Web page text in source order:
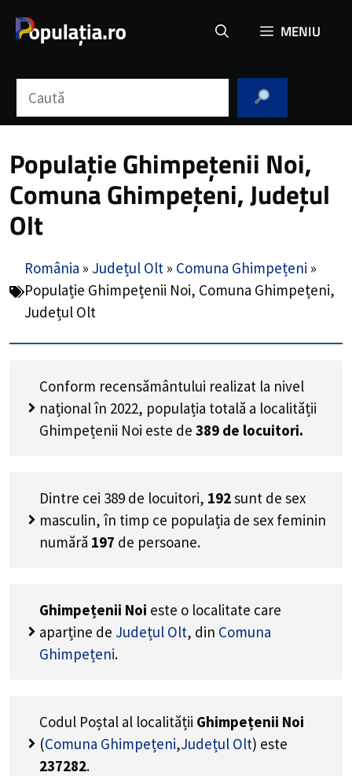
MENIU
Populație Ghimpețenii Noi,
Comuna Ghimpețeni, Județul
Olt
România » Județul Olt » Comuna Ghimpețeni »
Populație Ghimpețenii Noi, Comuna Ghimpețeni,
Județul Olt
Conform recensământului realizat la nivel
național în 2022, populația totală a localității
Ghimpețenii Noi este de 389 de locuitori.
Dintre cei 389 de locuitori, 192sunt de sex
masculin, în timp ce populația de sex feminin
numără 197 de persoane.
Ghimpețenii Noi este o localitate care
aparține de Județul Olt, din Comuna
Ghimpețeni.
Codul Poștal al localității Ghimpețenii Noi
(Comuna Ghimpețeni,Județul Olt) este
237282.